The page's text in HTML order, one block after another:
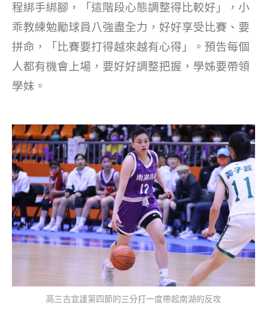
程綁手綁腳，「這階段心態調整得比較好」，小
乖教練勉勵球員八強盡全力，好好享受比賽、要
拼命，「比賽要打得越來越有心得」。預告每個
人都有機會上場，要好好調整把握，學姊要帶領
學妹。
高三古宜諼第四節的三分打一度帶起南湖的反攻